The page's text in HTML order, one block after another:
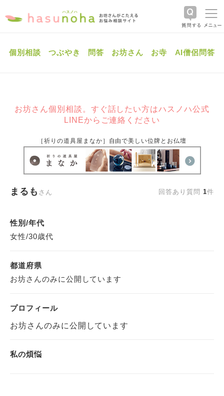
個別相談 つぶやき 問答 お坊さん お寺 AI僧侶問答
お坊さん個別相談。すぐ話したい方はハスノハ公式
LINEからご連絡ください
［祈りの道具屋まなか］自由で美しい位牌とお仏壇
まるも さん 回答あり質問1件
性別/年代
女性/30歳代
都道府県
お坊さんのみに公開しています
プロフィール
お坊さんのみに公開しています
私の煩悩